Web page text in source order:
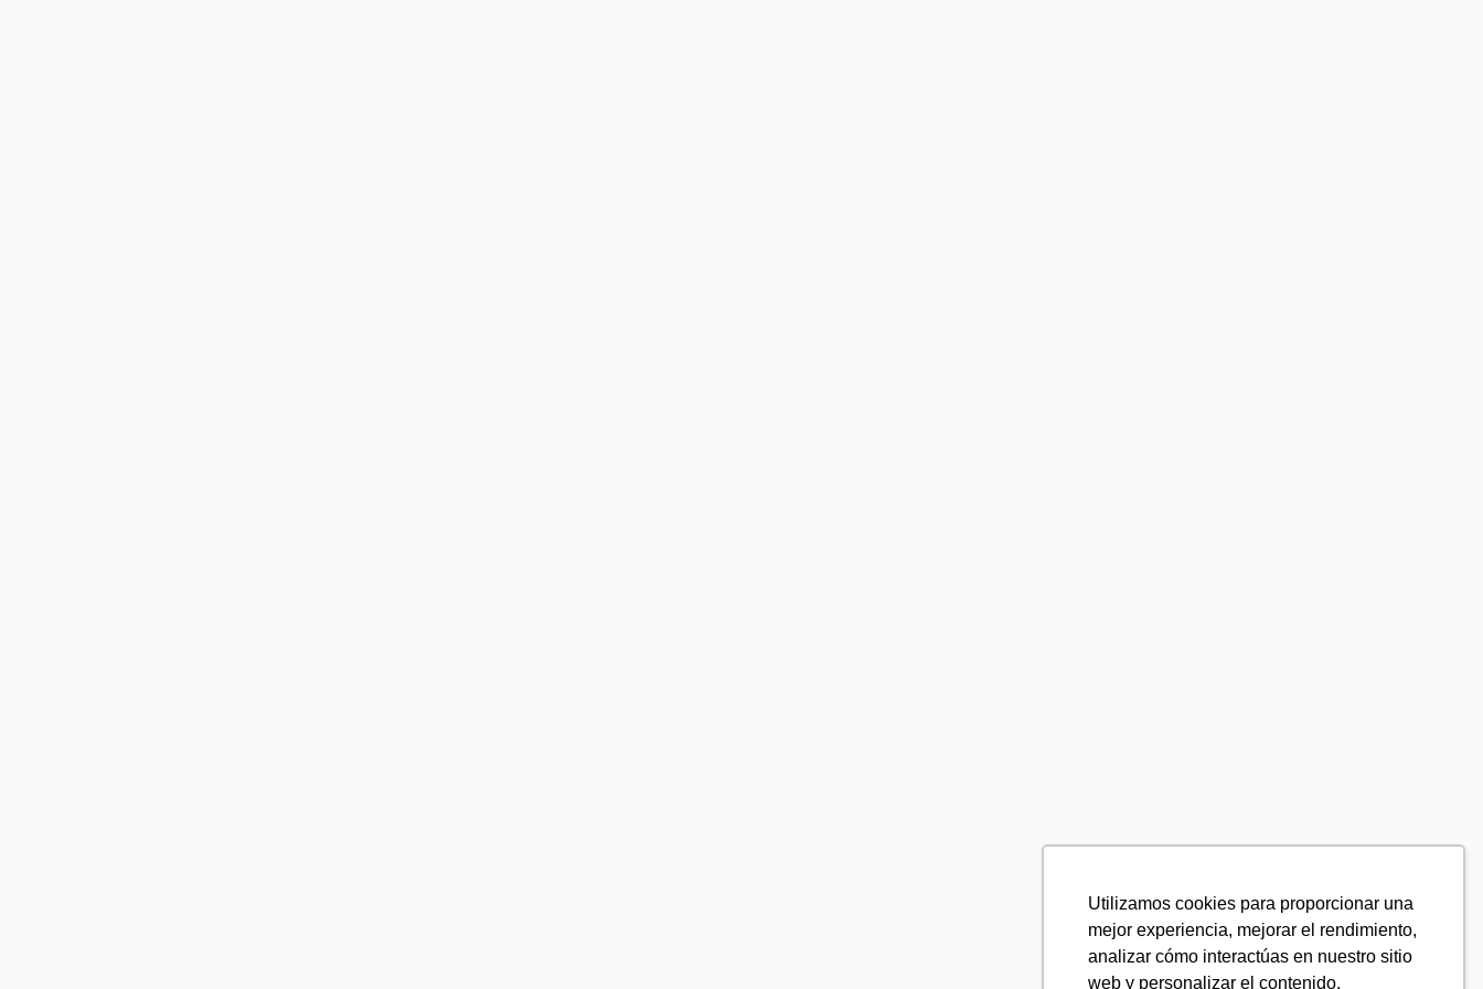
Utilizamos cookies para proporcionar una
mejor experiencia, mejorar el rendimiento,
analizar cómo interactúas en nuestro sitio
web y personalizar el contenido.